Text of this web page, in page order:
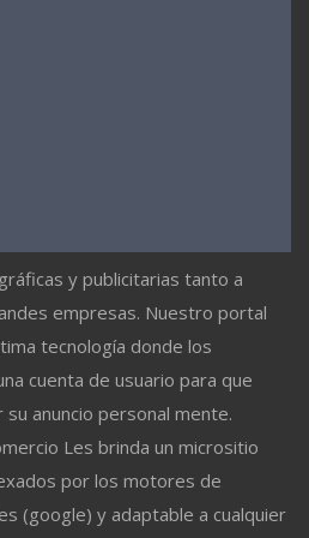
y publicitarias tanto a
empresas. Nuestro portal
tecnología donde los
cuenta de usuario para que
anuncio personal mente.
Les brinda un micrositio
por los motores de
(google) y adaptable a cualquier